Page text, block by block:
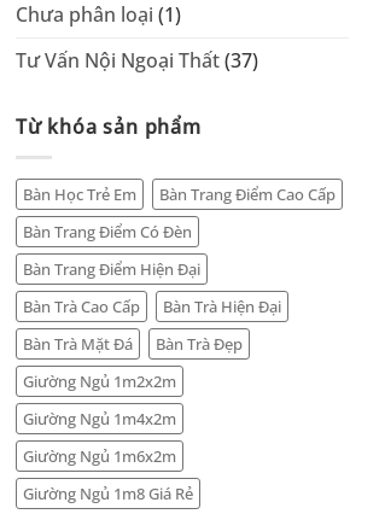
Chưa phân loại (1)
Tư Vấn Nội Ngoại Thất(37)
Từ khóa sản phẩm
Bàn Học Trẻ Em
Bàn Trang Điểm Cao Cấp
Bàn Trang Điểm Có Đèn
Bàn Trang Điểm Hiện Đại
Bàn Trà Cao Cấp
Bàn Trà Hiện Đại
Bàn Trà Mặt Đá
Bàn Trà Đẹp
Giường Ngủ 1m2x2m
Giường Ngủ 1m4x2m
Giường Ngủ 1m6x2m
Giường Ngủ 1m8 Giá Rẻ